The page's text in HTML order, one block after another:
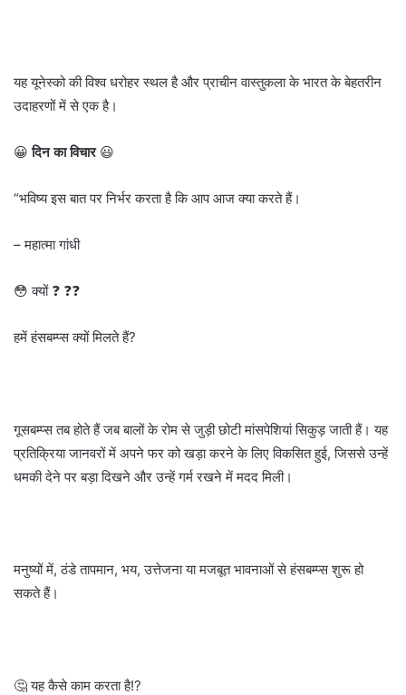
यह यूनेस्को की विश्व धरोहर स्थल है और प्राचीन वास्तुकला के भारत के बेहतरीन
उदाहरणों में से एक है।
😀दिन का विचार😃
“भविष्य इस बात पर निर्भर करता है कि आप आज क्या करते हैं।
– महात्मा गांधी
😳 क्यों ❓ ❓❓
हमें हंसबम्प्स क्यों मिलते हैं?
गूसबम्प्स तब होते हैं जब बालों के रोम से जुड़ी छोटी मांसपेशियां सिकुड़ जाती हैं। यह
प्रतिक्रिया जानवरों में अपने फर को खड़ा करने के लिए विकसित हुई, जिससे उन्हें
धमकी देने पर बड़ा दिखने और उन्हें गर्म रखने में मदद मिली।
मनुष्यों में, ठंडे तापमान, भय, उत्तेजना या मजबूत भावनाओं से हंसबम्प्स शुरू हो
सकते हैं।
🤔 यह कैसे काम करता है!?